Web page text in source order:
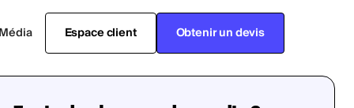
Média Espace client Obtenir un devis